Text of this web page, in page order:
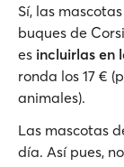
Sí, las
buques de
es incluirlas en
ronda los 17 €
animales).
Las mascotas
día. Así pues,